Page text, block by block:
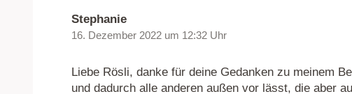
Stephanie
16. Dezember 2022 um 12:32 Uhr
Liebe Rösli, danke für deine Gedanken zu meinem
und dadurch alle anderen außen vor lässt, die aber